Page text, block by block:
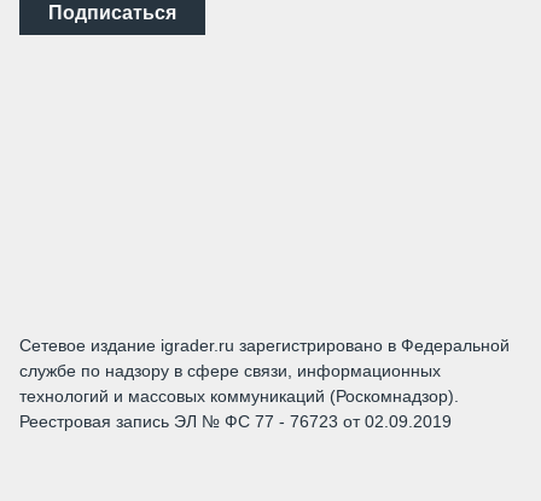
Подписаться
Сетевое издание igrader.ru зарегистрировано в Федеральной
службе по надзору в сфере связи, информационных
технологий и массовых коммуникаций (Роскомнадзор).
Реестровая запись ЭЛ № ФС 77 - 76723 от 02.09.2019